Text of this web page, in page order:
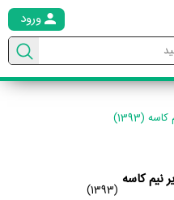
ورود
(1393)
نیم کاسه
(1393)